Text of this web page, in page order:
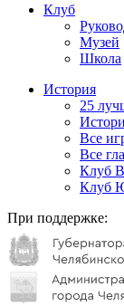
Клуб
Музей
Школа
История
25
Все
Все
Клуб
Клуб
При поддержке: